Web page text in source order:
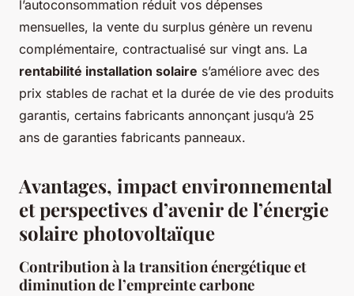
l’autoconsommation réduit vos dépenses
mensuelles, la vente du surplus génère un revenu
complémentaire, contractualisé sur vingt ans. La
rentabilité installation solaire s’améliore avec des
prix stables de rachat et la durée de vie des produits
garantis, certains fabricants annonçant jusqu’à 25
ans de garanties fabricants panneaux.
Avantages, impact environnemental
et perspectives d’avenir de l’énergie
solaire photovoltaïque
Contribution à la transition énergétique et
diminution de l’empreinte carbone